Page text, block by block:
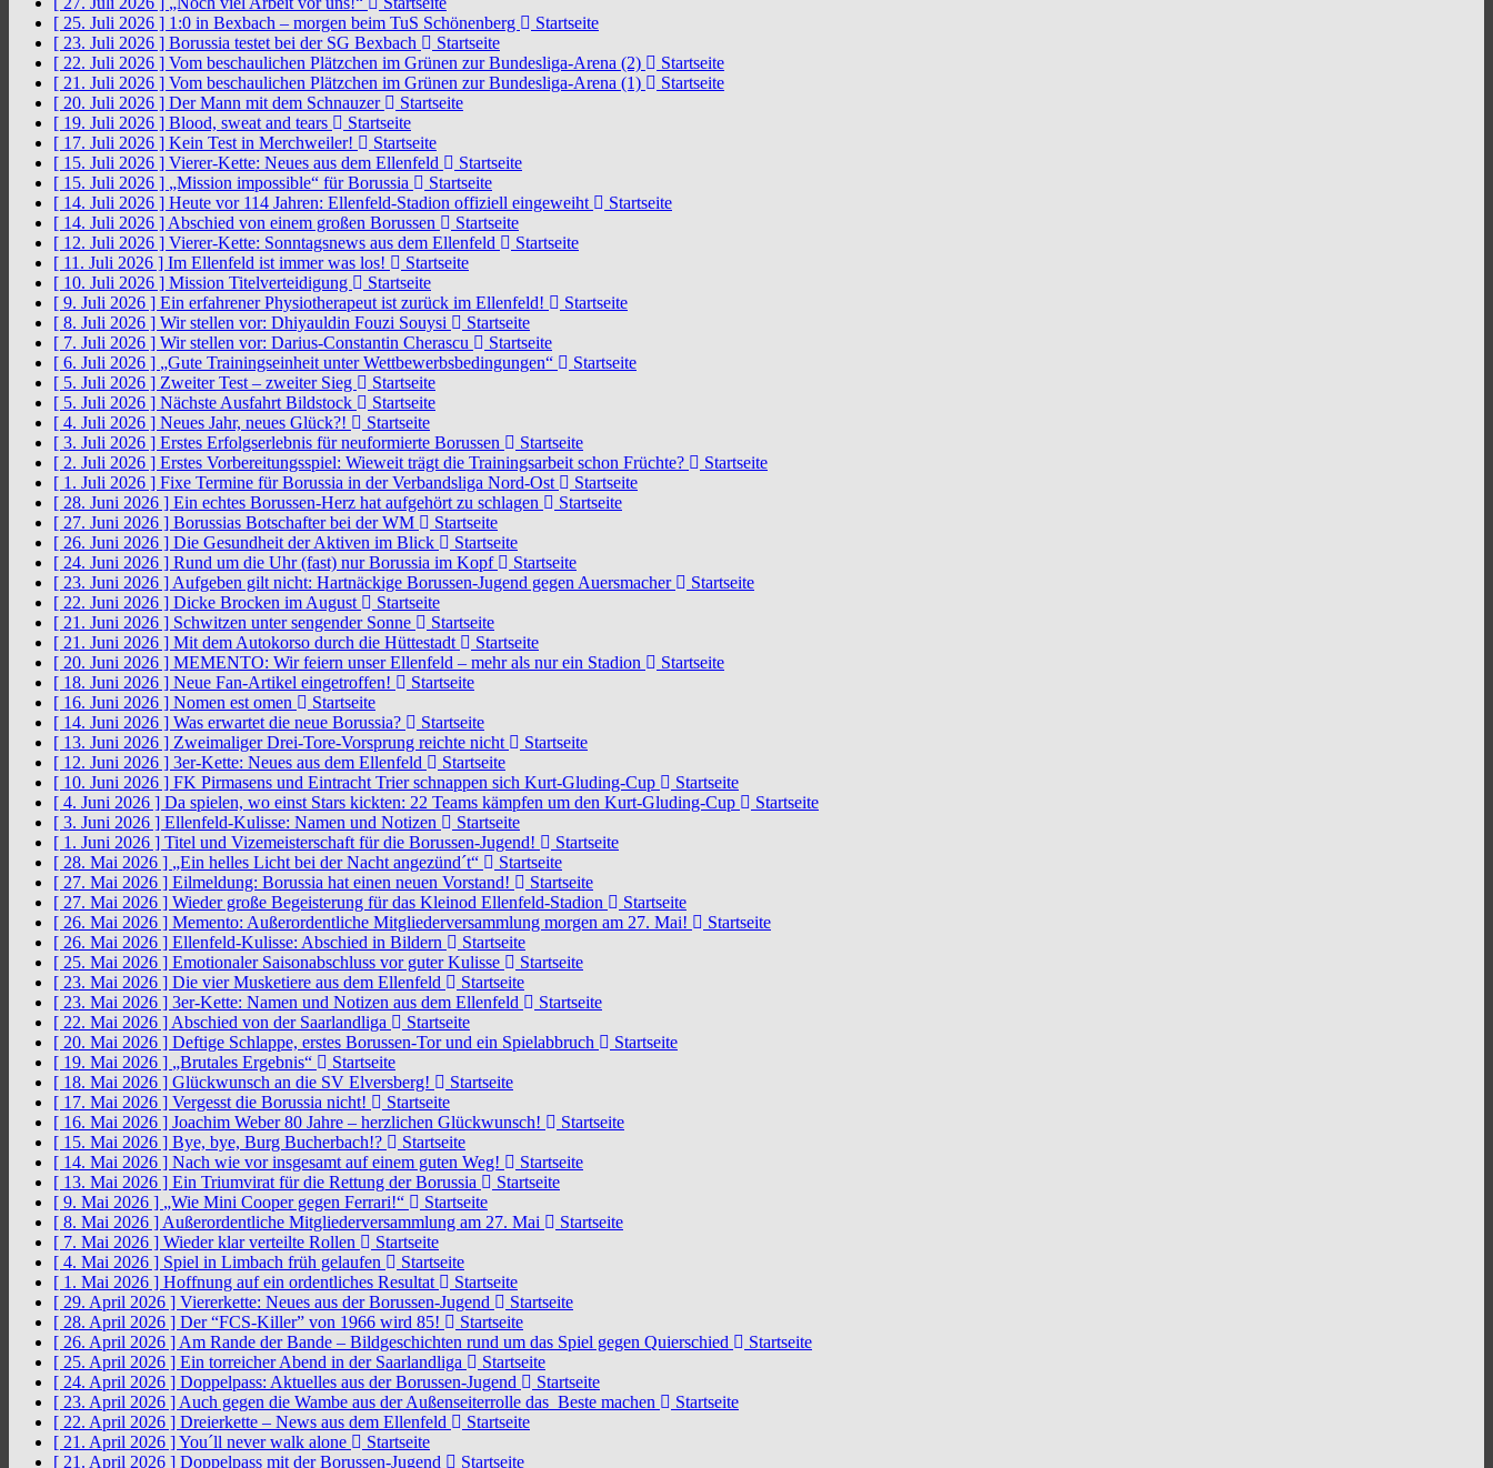
[ 25. Juli 2026 ] 1:0 in Bexbach – morgen beim TuS Schönenberg
Startseite
[ 23. Juli 2026 ] Borussia testet bei der SG Bexbach
Startseite
[ 22. Juli 2026 ] Vom beschaulichen Plätzchen im Grünen zur Bundesliga-Arena (2)
Startseite
[ 21. Juli 2026 ] Vom beschaulichen Plätzchen im Grünen zur Bundesliga-Arena (1)
Startseite
[ 20. Juli 2026 ] Der Mann mit dem Schnauzer
Startseite
[ 19. Juli 2026 ] Blood, sweat and tears
Startseite
[ 17. Juli 2026 ] Kein Test in Merchweiler!
Startseite
[ 15. Juli 2026 ] Vierer-Kette: Neues aus dem Ellenfeld
Startseite
[ 15. Juli 2026 ] „Mission impossible“ für Borussia
Startseite
[ 14. Juli 2026 ] Heute vor 114 Jahren: Ellenfeld-Stadion offiziell eingeweiht
Startseite
[ 14. Juli 2026 ] Abschied von einem großen Borussen
Startseite
[ 12. Juli 2026 ] Vierer-Kette: Sonntagsnews aus dem Ellenfeld
Startseite
[ 11. Juli 2026 ] Im Ellenfeld ist immer was los!
Startseite
[ 10. Juli 2026 ] Mission Titelverteidigung
Startseite
[ 9. Juli 2026 ] Ein erfahrener Physiotherapeut ist zurück im Ellenfeld!
Startseite
[ 8. Juli 2026 ] Wir stellen vor: Dhiyauldin Fouzi Souysi
Startseite
[ 7. Juli 2026 ] Wir stellen vor: Darius-Constantin Cherascu
Startseite
[ 6. Juli 2026 ] „Gute Trainingseinheit unter Wettbewerbsbedingungen“
Startseite
[ 5. Juli 2026 ] Zweiter Test – zweiter Sieg
Startseite
[ 5. Juli 2026 ] Nächste Ausfahrt Bildstock
Startseite
[ 4. Juli 2026 ] Neues Jahr, neues Glück?!
Startseite
[ 3. Juli 2026 ] Erstes Erfolgserlebnis für neuformierte Borussen
Startseite
[ 2. Juli 2026 ] Erstes Vorbereitungsspiel: Wieweit trägt die Trainingsarbeit schon Früchte?
Startseite
[ 1. Juli 2026 ] Fixe Termine für Borussia in der Verbandsliga Nord-Ost
Startseite
[ 28. Juni 2026 ] Ein echtes Borussen-Herz hat aufgehört zu schlagen
Startseite
[ 27. Juni 2026 ] Borussias Botschafter bei der WM
Startseite
[ 26. Juni 2026 ] Die Gesundheit der Aktiven im Blick
Startseite
[ 24. Juni 2026 ] Rund um die Uhr (fast) nur Borussia im Kopf
Startseite
[ 23. Juni 2026 ] Aufgeben gilt nicht: Hartnäckige Borussen-Jugend gegen Auersmacher
Startseite
[ 22. Juni 2026 ] Dicke Brocken im August
Startseite
[ 21. Juni 2026 ] Schwitzen unter sengender Sonne
Startseite
[ 21. Juni 2026 ] Mit dem Autokorso durch die Hüttestadt
Startseite
[ 20. Juni 2026 ] MEMENTO: Wir feiern unser Ellenfeld – mehr als nur ein Stadion
Startseite
[ 18. Juni 2026 ] Neue Fan-Artikel eingetroffen!
Startseite
[ 16. Juni 2026 ] Nomen est omen
Startseite
[ 14. Juni 2026 ] Was erwartet die neue Borussia?
Startseite
[ 13. Juni 2026 ] Zweimaliger Drei-Tore-Vorsprung reichte nicht
Startseite
[ 12. Juni 2026 ] 3er-Kette: Neues aus dem Ellenfeld
Startseite
[ 10. Juni 2026 ] FK Pirmasens und Eintracht Trier schnappen sich Kurt-Gluding-Cup
Startseite
[ 4. Juni 2026 ] Da spielen, wo einst Stars kickten: 22 Teams kämpfen um den Kurt-Gluding-Cup
Startseite
[ 3. Juni 2026 ] Ellenfeld-Kulisse: Namen und Notizen
Startseite
[ 1. Juni 2026 ] Titel und Vizemeisterschaft für die Borussen-Jugend!
Startseite
[ 28. Mai 2026 ] „Ein helles Licht bei der Nacht angezünd´t“
Startseite
[ 27. Mai 2026 ] Eilmeldung: Borussia hat einen neuen Vorstand!
Startseite
[ 27. Mai 2026 ] Wieder große Begeisterung für das Kleinod Ellenfeld-Stadion
Startseite
[ 26. Mai 2026 ] Memento: Außerordentliche Mitgliederversammlung morgen am 27. Mai!
Startseite
[ 26. Mai 2026 ] Ellenfeld-Kulisse: Abschied in Bildern
Startseite
[ 25. Mai 2026 ] Emotionaler Saisonabschluss vor guter Kulisse
Startseite
[ 23. Mai 2026 ] Die vier Musketiere aus dem Ellenfeld
Startseite
[ 23. Mai 2026 ] 3er-Kette: Namen und Notizen aus dem Ellenfeld
Startseite
[ 22. Mai 2026 ] Abschied von der Saarlandliga
Startseite
[ 20. Mai 2026 ] Deftige Schlappe, erstes Borussen-Tor und ein Spielabbruch
Startseite
[ 19. Mai 2026 ] „Brutales Ergebnis“
Startseite
[ 18. Mai 2026 ] Glückwunsch an die SV Elversberg!
Startseite
[ 17. Mai 2026 ] Vergesst die Borussia nicht!
Startseite
[ 16. Mai 2026 ] Joachim Weber 80 Jahre – herzlichen Glückwunsch!
Startseite
[ 15. Mai 2026 ] Bye, bye, Burg Bucherbach!?
Startseite
[ 14. Mai 2026 ] Nach wie vor insgesamt auf einem guten Weg!
Startseite
[ 13. Mai 2026 ] Ein Triumvirat für die Rettung der Borussia
Startseite
[ 9. Mai 2026 ] „Wie Mini Cooper gegen Ferrari!“
Startseite
[ 8. Mai 2026 ] Außerordentliche Mitgliederversammlung am 27. Mai
Startseite
[ 7. Mai 2026 ] Wieder klar verteilte Rollen
Startseite
[ 4. Mai 2026 ] Spiel in Limbach früh gelaufen
Startseite
[ 1. Mai 2026 ] Hoffnung auf ein ordentliches Resultat
Startseite
[ 29. April 2026 ] Viererkette: Neues aus der Borussen-Jugend
Startseite
[ 28. April 2026 ] Der “FCS-Killer” von 1966 wird 85!
Startseite
[ 26. April 2026 ] Am Rande der Bande – Bildgeschichten rund um das Spiel gegen Quierschied
Startseite
[ 25. April 2026 ] Ein torreicher Abend in der Saarlandliga
Startseite
[ 24. April 2026 ] Doppelpass: Aktuelles aus der Borussen-Jugend
Startseite
[ 23. April 2026 ] Auch gegen die Wambe aus der Außenseiterrolle das Beste machen
Startseite
[ 22. April 2026 ] Dreierkette – News aus dem Ellenfeld
Startseite
[ 21. April 2026 ]You´ll never walk alone
Startseite
[ 21. April 2026 ] Doppelpass mit der Borussen-Jugend
Startseite